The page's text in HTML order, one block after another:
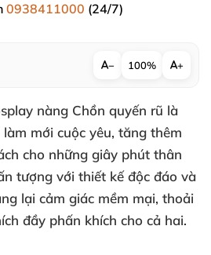
0938411000 (24/7)
− 100% +
nàng Chồn quyến rũ là
mới cuộc yêu, tăng thêm
cho những giây phút thân
tượng với thiết kế độc đáo và
lại cảm giác mềm mại, thoải
đầy phấn khích cho cả hai.